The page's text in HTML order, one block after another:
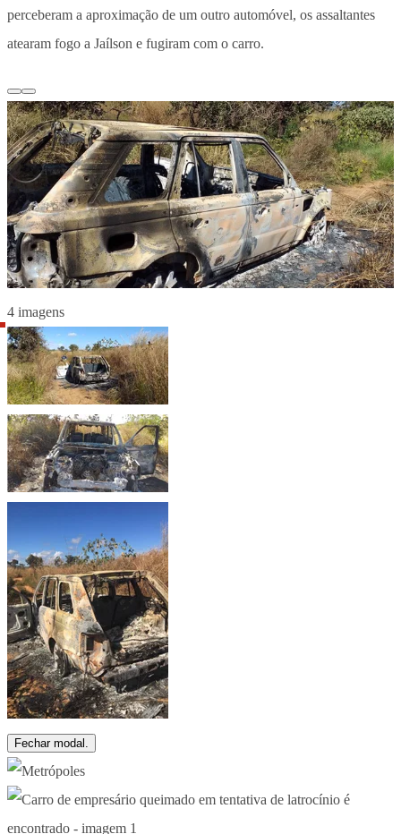
perceberam a aproximação de um outro automóvel, os assaltantes
atearam fogo a Jaílson e fugiram com o carro.
4 imagens
Fechar modal.